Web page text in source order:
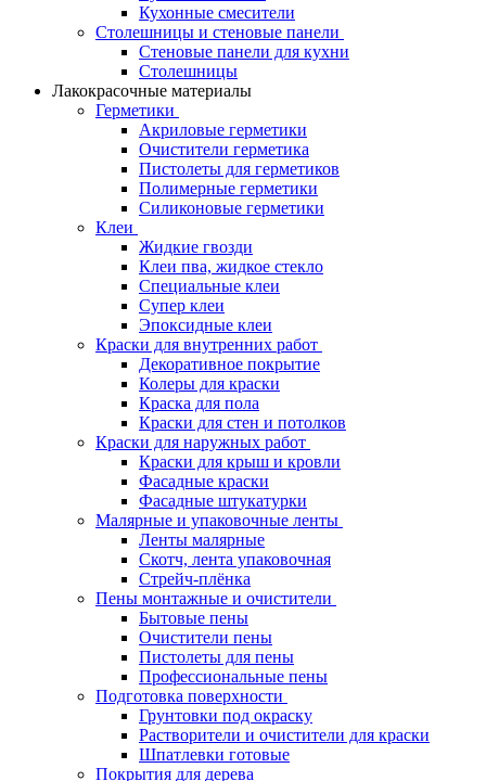
Кухонные смесители
Столешницы и стеновые панели
Стеновые панели для кухни
Столешницы
Лакокрасочные материалы
Герметики
Акриловые герметики
Очистители герметика
Пистолеты для герметиков
Полимерные герметики
Силиконовые герметики
Клеи
Жидкие гвозди
Клеи пва, жидкое стекло
Специальные клеи
Супер клеи
Эпоксидные клеи
Краски для внутренних работ
Декоративное покрытие
Колеры для краски
Краска для пола
Краски для стен и потолков
Краски для наружных работ
Краски для крыш и кровли
Фасадные краски
Фасадные штукатурки
Малярные и упаковочные ленты
Ленты малярные
Скотч, лента упаковочная
Стрейч-плёнка
Пены монтажные и очистители
Бытовые пены
Очистители пены
Пистолеты для пены
Профессиональные пены
Подготовка поверхности
Грунтовки под окраску
Растворители и очистители для краски
Шпатлевки готовые
Покрытия для дерева